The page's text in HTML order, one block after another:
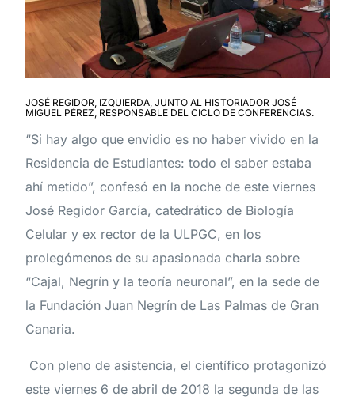
JOSÉ REGIDOR, IZQUIERDA, JUNTO AL HISTORIADOR JOSÉ
MIGUEL PÉREZ, RESPONSABLE DEL CICLO DE CONFERENCIAS.
“Si hay algo que envidio es no haber vivido en la
Residencia de Estudiantes: todo el saber estaba
ahí metido”, confesó en la noche de este viernes
José Regidor García, catedrático de Biología
Celular y ex rector de la ULPGC, en los
prolegómenos de su apasionada charla sobre
“Cajal, Negrín y la teoría neuronal”, en la sede de
la Fundación Juan Negrín de Las Palmas de Gran
Canaria.
Con pleno de asistencia, el científico protagonizó
este viernes 6 de abril de 2018 la segunda de las